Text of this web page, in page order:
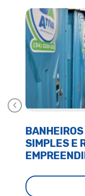
SIMPLES E
Anterior